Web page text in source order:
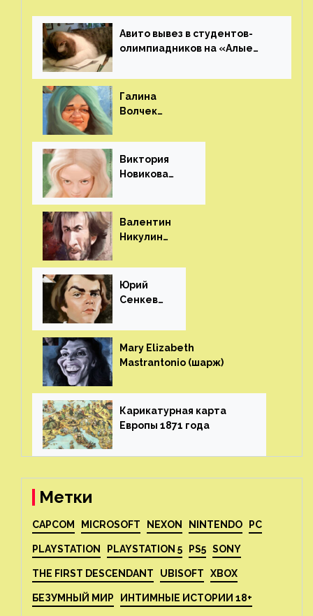
Авито вывез в студентов-
олимпиадников на «Алые
Галина
Волчек
Виктория
Новикова
Валентин
Никулин
Юрий
Сенкеви
Mary Elizabeth
Mastrantonio (шарж)⁠⁠
Карикатурная карта
Европы 1871 года⁠⁠
Метки
CAPCOM MICROSOFT NEXON NINTENDO PC
PLAYSTATION PLAYSTATION 5 PS5 SONY
THE FIRST DESCENDANT UBISOFT XBOX
БЕЗУМНЫЙ МИР ИНТИМНЫЕ ИСТОРИИ 18+